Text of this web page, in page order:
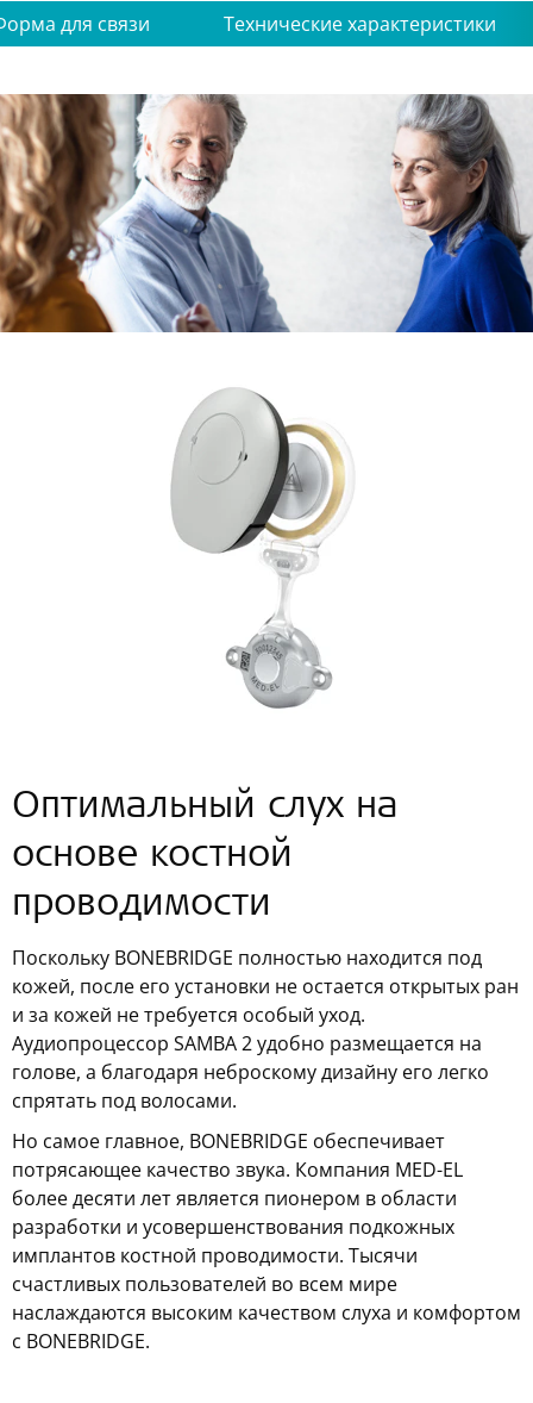
для связи Технические характеристики
Оптимальный слух на
основе костной
проводимости
Поскольку BONEBRIDGE полностью находится под
кожей, после его установки не остается открытых ран
и за кожей не требуется особый уход.
Аудиопроцессор SAMBA 2 удобно размещается на
голове, а благодаря неброскому дизайну его легко
спрятать под волосами.
Но самое главное, BONEBRIDGE обеспечивает
потрясающее качество звука. Компания MED-EL
более десяти лет является пионером в области
разработки и усовершенствования подкожных
имплантов костной проводимости. Тысячи
счастливых пользователей во всем мире
наслаждаются высоким качеством слуха и комфортом
с BONEBRIDGE.